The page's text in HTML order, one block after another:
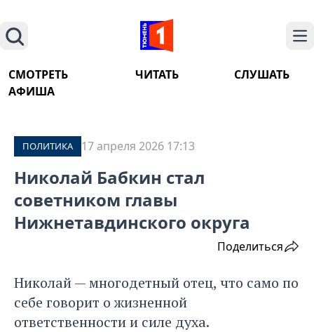
Поиск
СМОТРЕТЬ ЧИТАТЬ
СЛУШАТЬ
АФИША
ПОЛИТИКА 17 апреля 2026 17:13
Николай Бабкин стал
советником главы
Нижнетавдинского округа
Поделиться
Николай — многодетный отец, что само по
себе говорит о жизненной
ответственности и силе духа.